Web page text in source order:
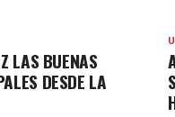
LAS BUENAS
DESDE LA